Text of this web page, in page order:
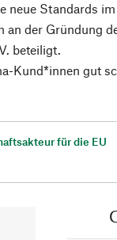
neue Standards
an der Gründung
beteiligt.
Kund*innen gut
für die EU